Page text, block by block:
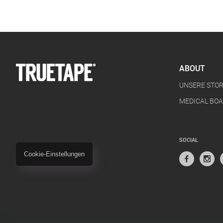
ABOUT
UNSERE
MEDICAL
SOCIAL
Cookie-Einstellungen